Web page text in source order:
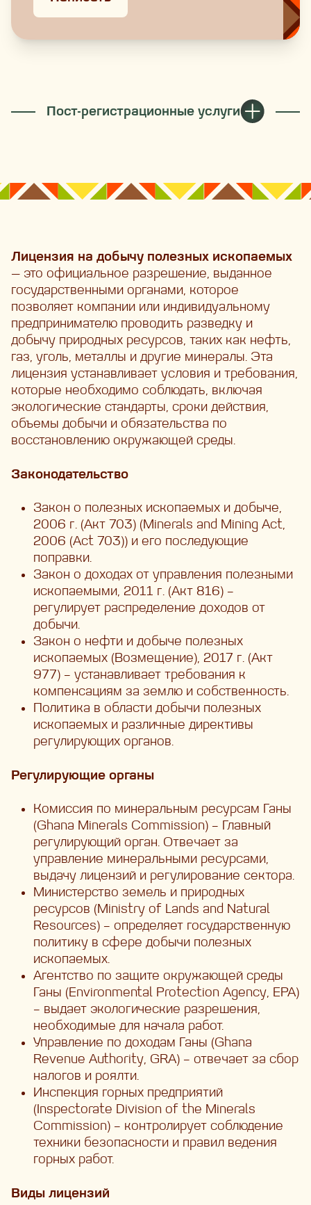
Пост-регистрационные услуги
Лицензия на добычу полезных ископаемых
— это официальное разрешение, выданное
государственными органами, которое
позволяет компании или индивидуальному
предпринимателю проводить разведку и
добычу природных ресурсов, таких как нефть,
газ, уголь, металлы и другие минералы. Эта
лицензия устанавливает условия и требования,
которые необходимо соблюдать, включая
экологические стандарты, сроки действия,
объемы добычи и обязательства по
восстановлению окружающей среды.
Законодательство
Закон о полезных ископаемых и добыче,
2006 г. (Акт 703) (Minerals and Mining Act,
2006 (Act 703)) и его последующие
поправки.
Закон о доходах от управления полезными
ископаемыми, 2011 г. (Акт 816) –
регулирует распределение доходов от
добычи.
Закон о нефти и добыче полезных
ископаемых (Возмещение), 2017 г. (Акт
977) – устанавливает требования к
компенсациям за землю и собственность.
Политика в области добычи полезных
ископаемых и различные директивы
регулирующих органов.
Регулирующие органы
Комиссия по минеральным ресурсам Ганы
(Ghana Minerals Commission) – Главный
регулирующий орган. Отвечает за
управление минеральными ресурсами,
выдачу лицензий и регулирование сектора.
Министерство земель и природных
ресурсов (Ministry of Lands and Natural
Resources) – определяет государственную
политику в сфере добычи полезных
ископаемых.
Агентство по защите окружающей среды
Ганы (Environmental Protection Agency, EPA)
– выдает экологические разрешения,
необходимые для начала работ.
Управление по доходам Ганы (Ghana
Revenue Authority, GRA) – отвечает за сбор
налогов и роялти.
Инспекция горных предприятий
(Inspectorate Division of the Minerals
Commission) – контролирует соблюдение
техники безопасности и правил ведения
горных работ.
Виды лицензий